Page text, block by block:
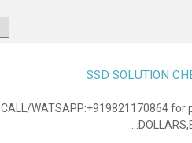
SSD SOLUTION
CALL/WATSAPP:+919821170864 for